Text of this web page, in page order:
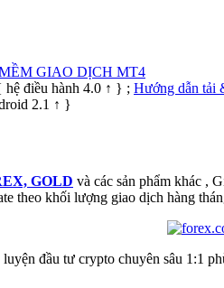
GIAO DỊCH MT4
hệ điều hành 4.0 ↑ } ; Hướng dẫn tải
2.1 ↑ }
GOLD và các sản phẩm khác ,
theo khối lượng giao dịch hàng
đầu tư crypto chuyên sâu 1:1